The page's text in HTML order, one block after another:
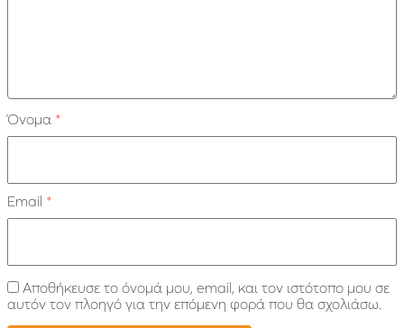
Όνομα *
Email *
Αποθήκευσε το όνομά μου, email, και τον ιστότοπο μου σε
αυτόν τον πλοηγό για την επόμενη φορά που θα σχολιάσω.